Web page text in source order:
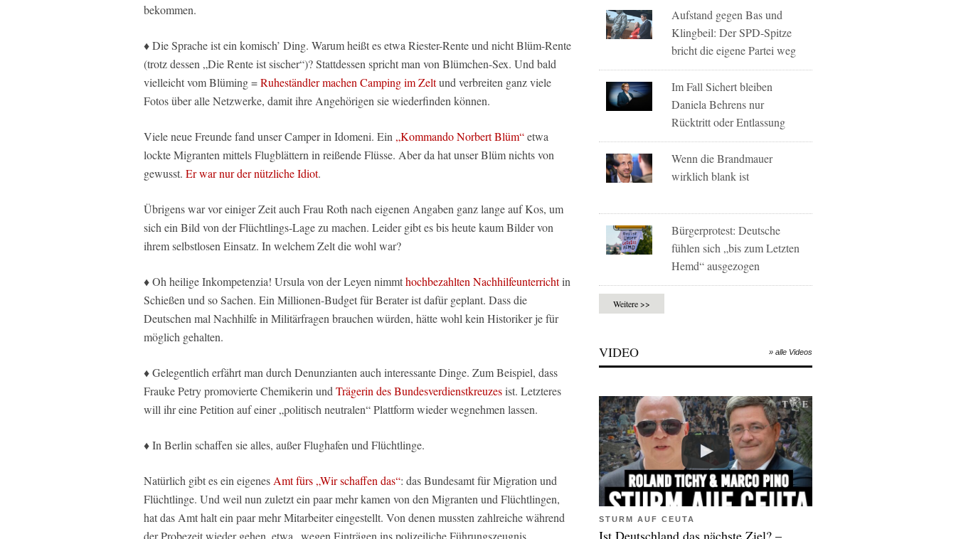
bekommen.
♦ Die Sprache ist ein komisch’ Ding. Warum heißt es etwa Riester-Rente und nicht Blüm-Rente
(trotz dessen „Die Rente ist sischer“)? Stattdessen spricht man von Blümchen-Sex. Und bald
vielleicht vom Blüming =Ruheständler machen Camping im Zeltund verbreiten ganz viele
Fotos über alle Netzwerke, damit ihre Angehörigen sie wiederfinden können.
Viele neue Freunde fand unser Camper in Idomeni. Ein „Kommando Norbert Blüm“etwa
lockte Migranten mittels Flugblättern in reißende Flüsse. Aber da hat unser Blüm nichts von
gewusst. Er war nur der nützliche Idiot.
Übrigens war vor einiger Zeit auch Frau Roth nach eigenen Angaben ganz lange auf Kos, um
sich ein Bild von der Flüchtlings-Lage zu machen. Leider gibt es bis heute kaum Bilder von
ihrem selbstlosen Einsatz. In welchem Zelt die wohl war?
♦ Oh heilige Inkompetenzia! Ursula von der Leyen nimmthochbezahlten Nachhilfeunterrichtin
Schießen und so Sachen. Ein Millionen-Budget für Berater ist dafür geplant. Dass die
Deutschen mal Nachhilfe in Militärfragen brauchen würden, hätte wohl kein Historiker je für
möglich gehalten.
♦ Gelegentlich erfährt man durch Denunzianten auch interessante Dinge. Zum Beispiel, dass
Frauke Petry promovierte Chemikerin und Trägerin des Bundesverdienstkreuzesist. Letzteres
will ihr eine Petition auf einer „politisch neutralen“ Plattform wieder wegnehmen lassen.
♦ In Berlin schaffen sie alles, außer Flughafen und Flüchtlinge.
Natürlich gibt es ein eigenes Amt fürs „Wir schaffen das“: das Bundesamt für Migration und
Flüchtlinge. Und weil nun zuletzt ein paar mehr kamen von den Migranten und Flüchtlingen,
hat das Amt halt ein paar mehr Mitarbeiter eingestellt. Von denen mussten zahlreiche während
der Probezeit wieder gehen, etwa „wegen Einträgen ins polizeiliche Führungszeugnis,
Aufstand gegen Bas und
Klingbeil: Der SPD-Spitze
bricht die eigene Partei weg
Im Fall Sichert bleiben
Daniela Behrens nur
Rücktritt oder Entlassung
Wenn die Brandmauer
wirklich blank ist
Bürgerprotest: Deutsche
fühlen sich „bis zum Letzten
Hemd“ ausgezogen
Weitere >>
VIDEO » alle Videos
STURM AUF CEUTA
Ist Deutschland das nächste Ziel? –